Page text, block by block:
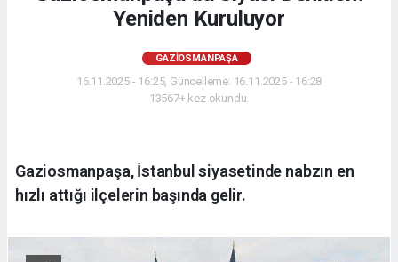
Yeniden Kuruluyor
GAZIOSMANPAŞA
16.11.2025 - 16:25, Güncelleme: 16.11.2025 - 16:28
13567+ kez okundu.
Gaziosmanpaşa, İstanbul siyasetinde nabzın en
hızlı attığı ilçelerin başında gelir.